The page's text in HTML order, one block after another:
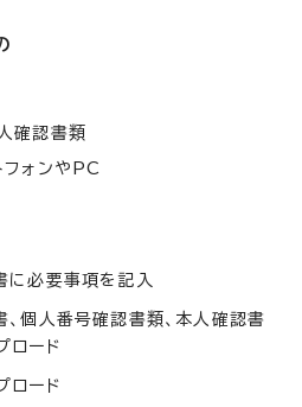
確認書類
フォンやPC
に必要事項を記入
、個人番号確認書類、本人確認書
ロード
ロード